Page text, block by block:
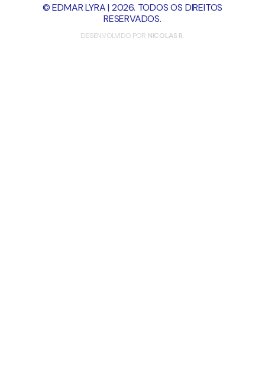
© EDMAR LYRA | 2026. TODOS OS DIREITOS
RESERVADOS.
DESENVOLVIDO POR NICOLAS R.